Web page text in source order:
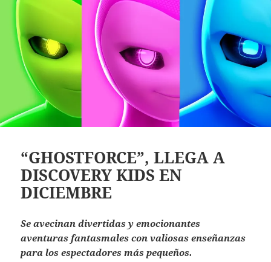
“GHOSTFORCE”, LLEGA A
DISCOVERY KIDS EN
DICIEMBRE
Se avecinan divertidas y emocionantes
aventuras fantasmales con valiosas enseñanzas
para los espectadores más pequeños.